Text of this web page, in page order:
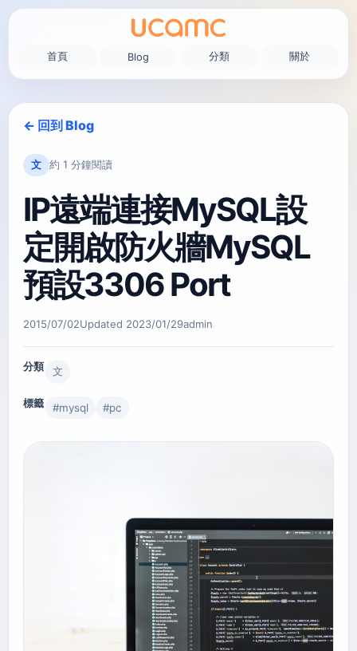
首頁 Blog 分類 關於
← 回到 Blog
文 約 1 分鐘閱讀
IP遠端連接MySQL設
定開啟防火牆MySQL
預設3306 Port
2015/07/02Updated 2023/01/29admin
分類 文
標籤 #mysql #pc